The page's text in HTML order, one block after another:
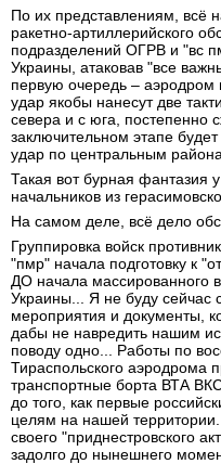
По их представлениям, всё
ракетно-артиллерийского
подразделений ОГРВ и "вс
Украины, атаковав "все
первую очередь – аэродром
удар якобы нанесут две
севера и с юга, постепенно
заключительном этапе
удар по центральным
Такая вот бурная фантазия
начальников из
На самом деле, всё дело
Группировка войск
"пмр" начала подготовку к
ДО начала массированного
Украины... Я не буду сейчас
мероприятия и документы,
дабы не навредить нашим
поводу одно... Работы по
Тираспольского аэродрома
транспортные борта ВТА
до того, как первые
целям на нашей
своего "приднестровского
задолго до нынешнего